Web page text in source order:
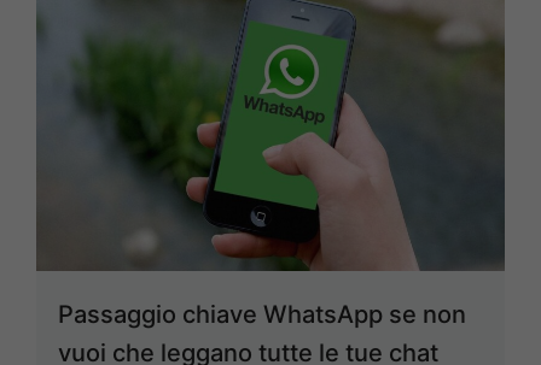
Passaggio chiave WhatsApp se non
vuoi che leggano tutte le tue chat